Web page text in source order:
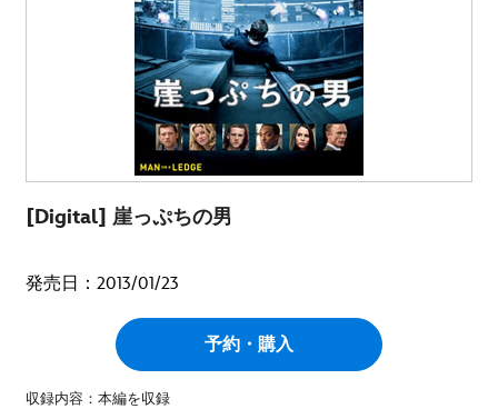
[Digital] 崖っぷちの男
発売日：2013/01/23
予約・購入
収録内容：本編を収録